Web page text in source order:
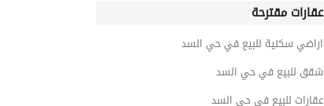
عقارات مقترحة
اراضي سكنية للبيع في حي السد
شقق للبيع في حي السد
عقارات للبيع في حي السد